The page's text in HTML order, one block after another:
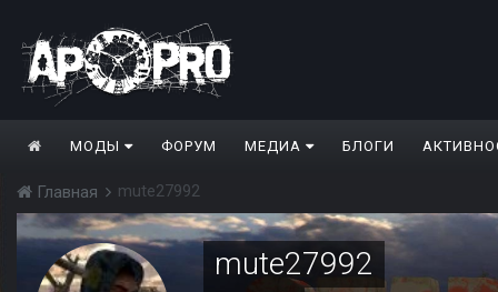
МОДЫ ФОРУМ МЕДИА БЛОГИ
Главная mute27992
mute27992